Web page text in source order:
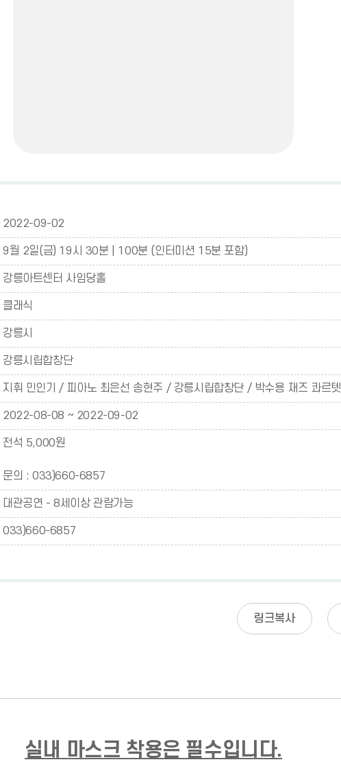
2022-09-02
9월 2일(금) 19시 30분 | 100분 (인터미션 15분 포함)
강릉아트센터 사임당홀
클래식
강릉시
강릉시립합창단
지휘 민인기 / 피아노 최은선 송현주 / 강릉시립합창단 / 박수용 재즈 콰르텟
2022-08-08 ~ 2022-09-02
전석 5,000원
문의 : 033)660-6857
대관공연 - 8세이상 관람가능
033)660-6857
링크복사
실내 마스크 착용은 필수입니다.